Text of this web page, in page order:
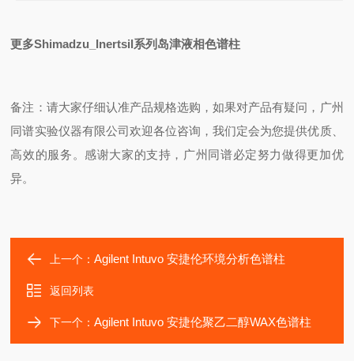
更多Shimadzu_Inertsil系列岛津液相色谱柱
备注：请大家仔细认准产品规格选购，如果对产品有疑问，广州
同谱实验仪器有限公司欢迎各位咨询，我们定会为您提供优质、
高效的服务。感谢大家的支持，广州同谱必定努力做得更加优
异。
上一个：Agilent Intuvo 安捷伦环境分析色谱柱
返回列表
下一个：Agilent Intuvo 安捷伦聚乙二醇WAX色谱柱